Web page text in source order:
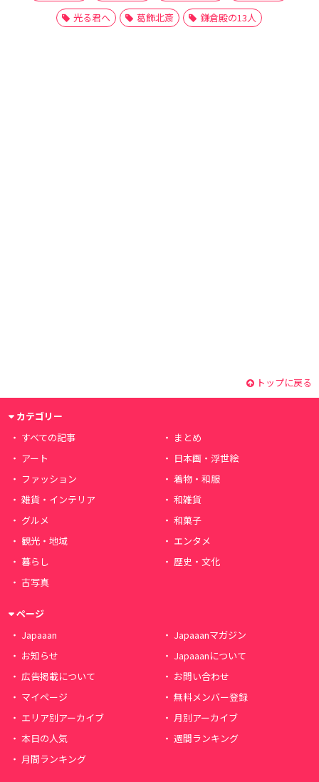
光る君へ
葛飾北斎 鎌倉殿の13人
トップに戻る
カテゴリー
すべての記事
まとめ
アート
日本画・浮世絵
ファッション
着物・和服
雑貨・インテリア
和雑貨
グルメ
和菓子
観光・地域
エンタメ
暮らし
歴史・文化
古写真
ページ
Japaaan
Japaaanマガジン
お知らせ
Japaaanについて
広告掲載について
お問い合わせ
マイページ
無料メンバー登録
エリア別アーカイブ
月別アーカイブ
本日の人気
週間ランキング
月間ランキング